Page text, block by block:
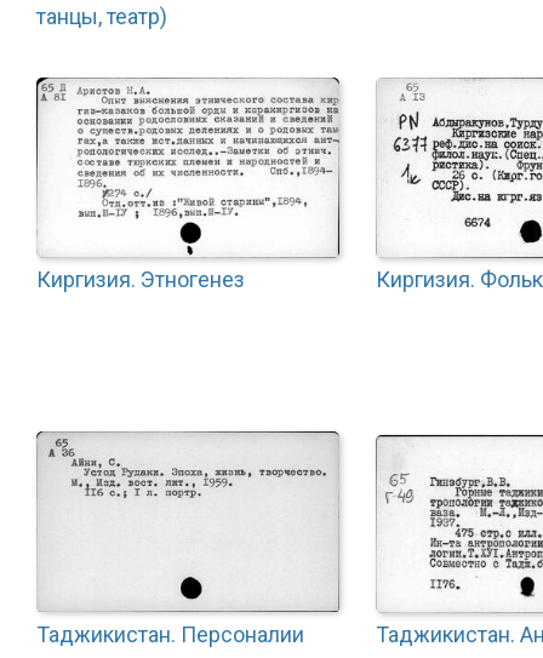
танцы, театр)
Киргизия. Этногенез Киргизия.
Таджикистан. Персоналии Таджикистан.